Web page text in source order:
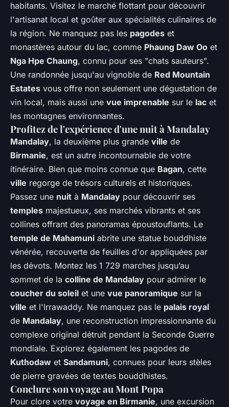
habitants. Visitez le marché flottant pour découvrir
l'artisanat local et goûter aux spécialités culinaires de
la région. Ne manquez pas les pagodes et
monastères autour du lac, comme Phaung Daw Oo et
Nga Hpe Chaung, connu pour ses "chats sauteurs".
Une randonnée jusqu'au vignoble de Red Mountain
Estates vous offre non seulement une dégustation de
vin local, mais aussi une vue imprenable sur le lac et
les montagnes environnantes.
Profitez de l'expérience d'une nuit à Mandalay
Mandalay, la deuxième plus grande ville de
Birmanie, est un autre incontournable de votre
itinéraire. Bien que moins connue que Bagan, cette
ville regorge de trésors culturels et historiques.
Passez une nuit à Mandalay pour découvrir ses
temples majestueux, ses marchés vibrants et ses
collines offrant des panoramas époustouflants. Le
temple de Mahamuni abrite une statue bouddhiste
vénérée, recouverte de feuilles d'or appliquées par
les dévots. Montez les 1 729 marches jusqu’au
sommet de la colline de Mandalay pour admirer le
coucher du soleil et une vue panoramique sur la
ville et l'Irrawaddy. Ne manquez pas le palais royal
de Mandalay, une reconstruction impressionnante du
complexe original détruit pendant la Seconde Guerre
mondiale. Explorez également les pagodes de
Kuthodaw et Sandamuni, connues pour leurs stèles
de pierre gravées de textes bouddhistes.
Conclure son voyage au Mont Popa
Pour clore votre voyage en Birmanie, une excursion